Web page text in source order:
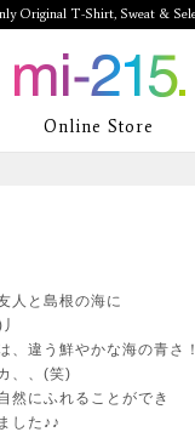
Original T-Shirt, Sweat &
Only
Shop
Online Store
人と島根の海に
、違う鮮やかな海の青さ
、、(笑)
然にふれることができ
した♪♪